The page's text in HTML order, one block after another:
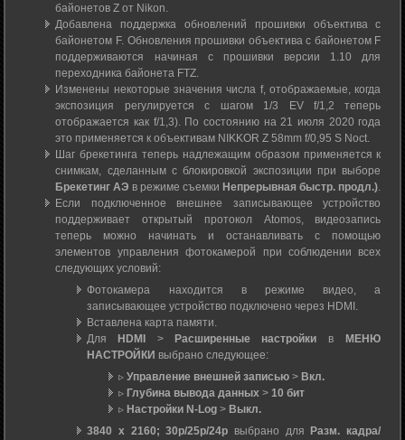
байонетов Z от Nikon.
Добавлена поддержка обновлений прошивки объектива с
байонетом F. Обновления прошивки объектива с байонетом F
поддерживаются начиная с прошивки версии 1.10 для
переходника байонета FTZ.
Изменены некоторые значения числа f, отображаемые, когда
экспозиция регулируется с шагом 1/3 EV f/1,2 теперь
отображается как f/1,3). По состоянию на 21 июля 2020 года
это применяется к объективам NIKKOR Z 58mm f/0,95 S Noct.
Шаг брекетинга теперь надлежащим образом применяется к
снимкам, сделанным с блокировкой экспозиции при выборе
Брекетинг АЭ в режиме съемки Непрерывная быстр. продл.).
Если подключенное внешнее записывающее устройство
поддерживает открытый протокол Atomos, видеозапись
теперь можно начинать и останавливать с помощью
элементов управления фотокамерой при соблюдении всех
следующих условий:
Фотокамера находится в режиме видео, а
записывающее устройство подключено через HDMI.
Вставлена карта памяти.
Для
HDMI > Расширенные настройки в
МЕНЮ
НАСТРОЙКИ выбрано следующее:
▹Управление внешней записью > Вкл.
▹ Глубина вывода данных >10 бит
▹ Настройки N-Log > Выкл.
3840 x 2160; 30p/25p/24p выбрано для
Разм. кадра/